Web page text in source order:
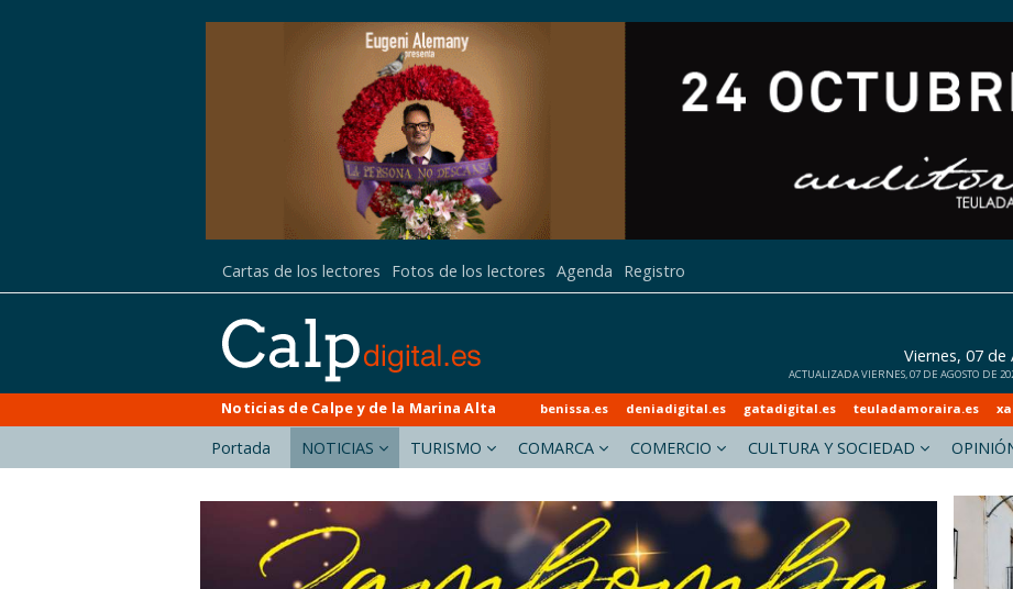
Cartas de los lectores Fotos de los lectores Agenda Registro
Viernes, 07
ACTUALIZADA VIERNES, 07 DE AGOSTO DE
Noticias de Calpe y de la Marina Alta benissa.es deniadigital.es gatadigital.es teuladamoraira.es
Portada NOTICIAS TURISMO COMARCA COMERCIO CULTURA Y SOCIEDAD